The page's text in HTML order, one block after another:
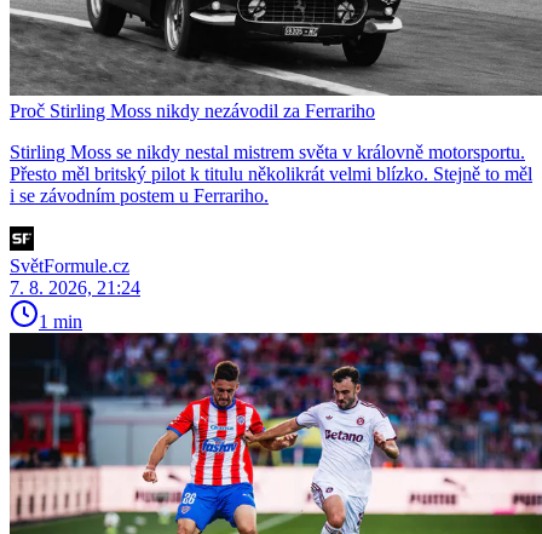
Proč Stirling Moss nikdy nezávodil za Ferrariho
Stirling Moss se nikdy nestal mistrem světa v královně motorsportu.
Přesto měl britský pilot k titulu několikrát velmi blízko. Stejně to měl
i se závodním postem u Ferrariho.
SvětFormule.cz
7. 8. 2026, 21:24
1 min